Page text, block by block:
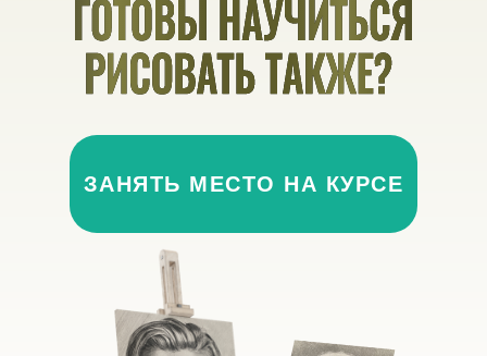
ЗАНЯТЬ МЕСТО НА КУРСЕ